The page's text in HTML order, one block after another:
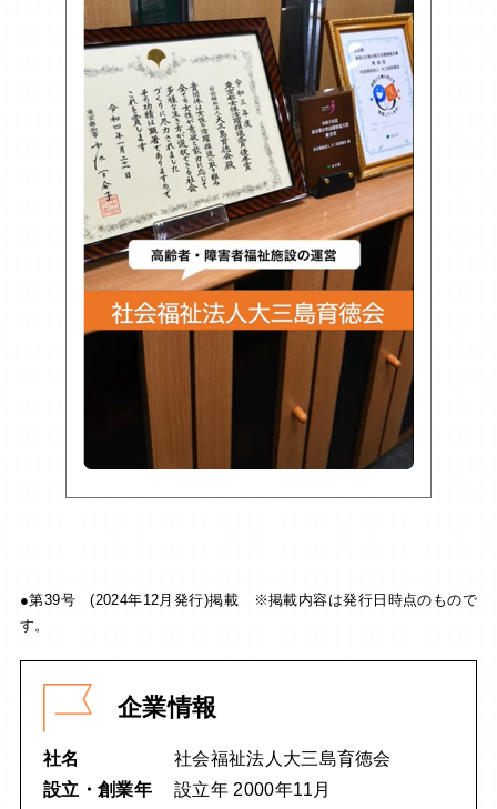
●第39号 (2024年12月発行)掲載 ※掲載内容は発行日時点のもので
す。
企業情報
社名
社会福祉法人大三島育徳会
設立・創業年
設立年 2000年11月